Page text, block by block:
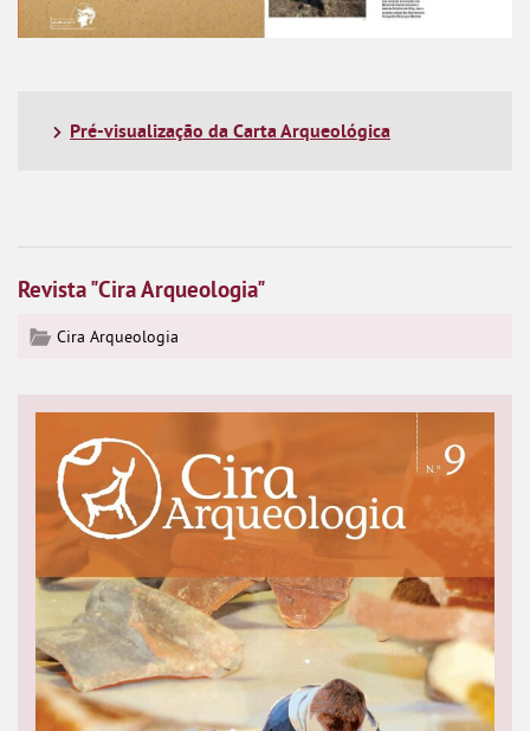
Pré-visualização da Carta Arqueológica
Revista "Cira Arqueologia"
Cira Arqueologia